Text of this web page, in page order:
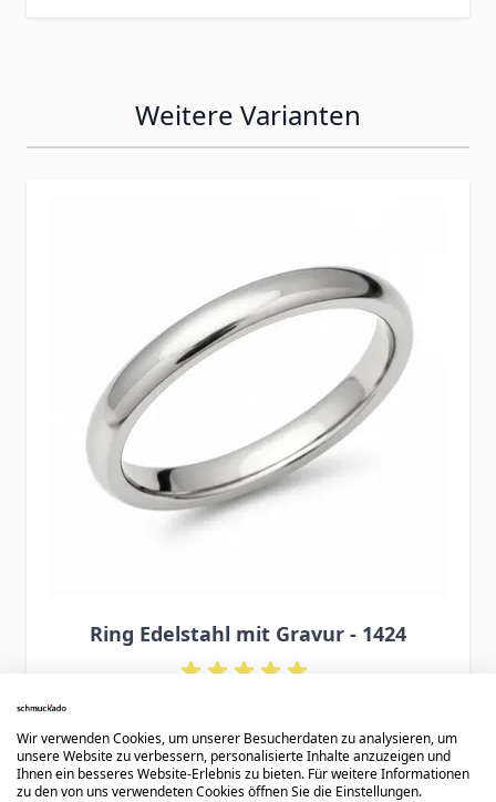
Weitere Varianten
Ring Edelstahl mit Gravur - 1424
29,90 €
Wir verwenden Cookies, um unserer Besucherdaten zu analysieren, um
unsere Website zu verbessern, personalisierte Inhalte anzuzeigen und
Ihnen ein besseres Website-Erlebnis zu bieten. Für weitere Informationen
zu den von uns verwendeten Cookies öffnen Sie die Einstellungen.